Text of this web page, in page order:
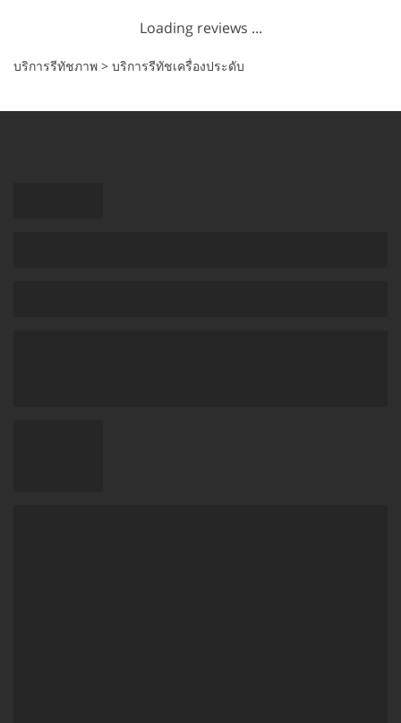
Loading reviews ...
บริการรีทัชภาพ > บริการรีทัชเครื่องประดับ